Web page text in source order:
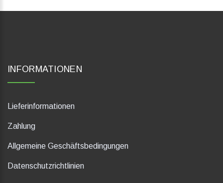
INFORMATIONEN
Lieferinformationen
Zahlung
Allgemeine Geschäftsbedingungen
Datenschutzrichtlinien